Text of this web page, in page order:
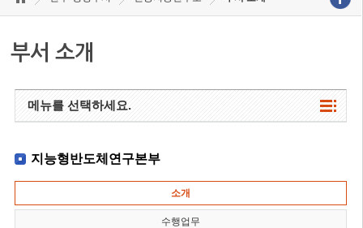
부서 소개
메뉴를 선택하세요.
지능형반도체연구본부
소개
수행업무